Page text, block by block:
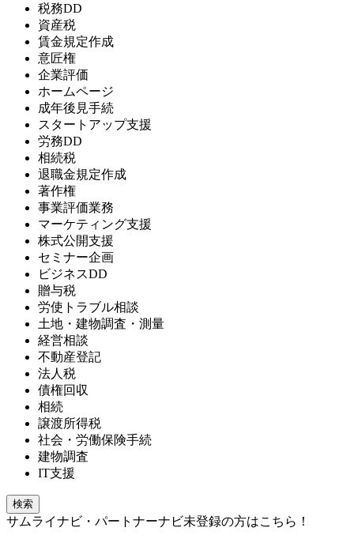
税務DD
資産税
賃金規定作成
意匠権
企業評価
ホームページ
成年後見手続
スタートアップ支援
労務DD
相続税
退職金規定作成
著作権
事業評価業務
マーケティング支援
株式公開支援
セミナー企画
ビジネスDD
贈与税
労使トラブル相談
土地・建物調査・測量
経営相談
不動産登記
法人税
債権回収
相続
譲渡所得税
社会・労働保険手続
建物調査
IT支援
検索
サムライナビ・パートナーナビ未登録の方はこちら！